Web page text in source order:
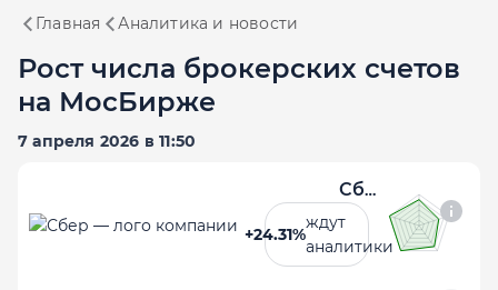
Главная Аналитика и новости
Рост числа брокерских счетов
на МосБирже
7 апреля 2026 в 11:50
Сбер
+24.31%
ждут
аналитики